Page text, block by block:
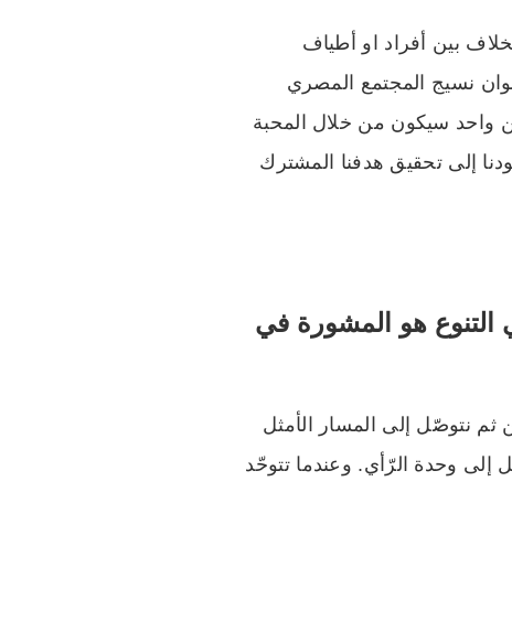
بين أفراد او أطياف
نسيج المجتمع المصري
واحد سيكون من خلال المحبة
إلى تحقيق هدفنا المشترك
التنوع هو المشورة في
ثم نتوصّل إلى المسار الأمثل
إلى وحدة الرّأي. وعندما تتوحّد